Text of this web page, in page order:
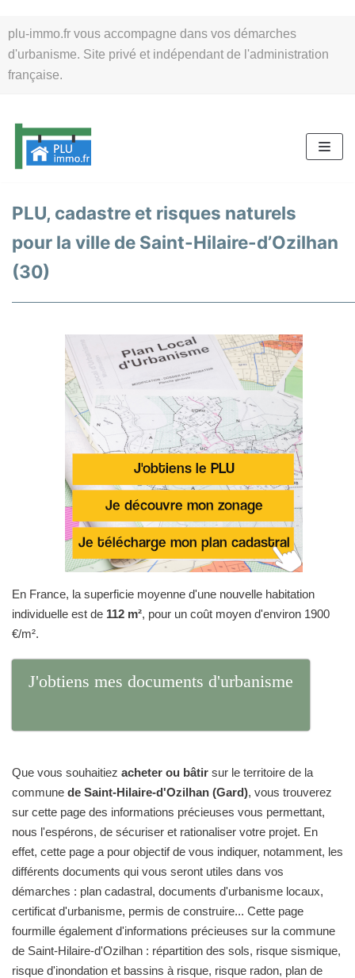
plu-immo.fr vous accompagne dans vos démarches
d'urbanisme. Site privé et indépendant de l'administration
française.
au
contenu
PLU, cadastre et risques naturels
pour la ville de Saint-Hilaire-d’Ozilhan
(30)
En France, la superficie moyenne d'une nouvelle habitation
individuelle est de 112 m², pour un coût moyen d'environ 1900
€/m².
J'obtiens mes documents d'urbanisme
Que vous souhaitiez acheter ou bâtir sur le territoire de la
commune de Saint-Hilaire-d'Ozilhan (Gard), vous trouverez
sur cette page des informations précieuses vous permettant,
nous l'espérons, de sécuriser et rationaliser votre projet. En
effet, cette page a pour objectif de vous indiquer, notamment, les
différents documents qui vous seront utiles dans vos
démarches : plan cadastral, documents d'urbanisme locaux,
certificat d'urbanisme, permis de construire... Cette page
fourmille également d'informations précieuses sur la commune
de Saint-Hilaire-d'Ozilhan : répartition des sols, risque sismique,
risque d'inondation et bassins à risque, risque radon, plan de